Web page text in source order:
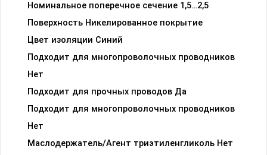
Номинальное поперечное сечение 1,5…2,5
Поверхность Никелированное покрытие
Цвет изоляции Синий
Подходит для многопроволочных проводников
Нет
Подходит для прочных проводов Да
Подходит для многопроволочных проводников
Нет
Маслодержатель/Агент триэтиленгликоль Нет